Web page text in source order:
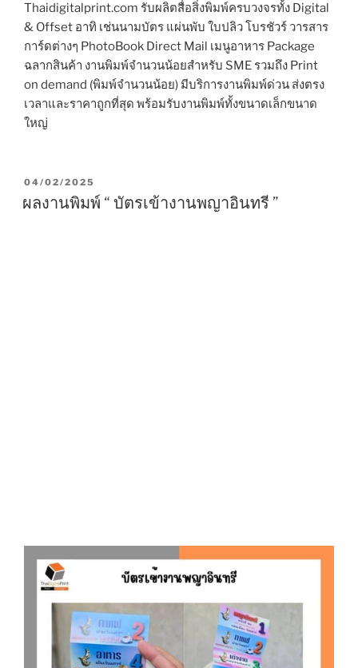
Thaidigitalprint.com รับผลิตสื่อสิ่งพิมพ์ครบวงจรทั้ง Digital
& Offset อาทิ เช่นนามบัตร แผ่นพับ ใบปลิว โบรชัวร์ วารสาร
การ์ดต่างๆ PhotoBook Direct Mail เมนูอาหาร Package
ฉลากสินค้า งานพิมพ์จำนวนน้อยสำหรับ SME รวมถึง Print
on demand (พิมพ์จำนวนน้อย) มีบริการงานพิมพ์ด่วน ส่งตรง
เวลาและราคาถูกที่สุด พร้อมรับงานพิมพ์ทั้งขนาดเล็กขนาด
ใหญ่
P
S
04/02/2025
ผลงานพิมพ์ “ บัตรเข้างานพญาอินทรี ”